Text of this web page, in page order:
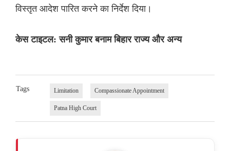
विस्तृत आदेश पारित करने का निर्देश दिया।
केस टाइटल: सनी कुमार बनाम बिहार राज्य और अन्य
Tags Limitation Compassionate Appointment
Patna High Court